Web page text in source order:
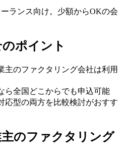
ランス向け。少額からOKの会
ポイント
主のファクタリング会社は利用
ら全国どこからでも申込可能
応型の両方を比較検討がおすす
のファクタリング